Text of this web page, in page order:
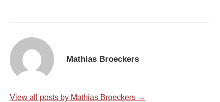
Mathias Broeckers
View all posts by Mathias Broeckers →